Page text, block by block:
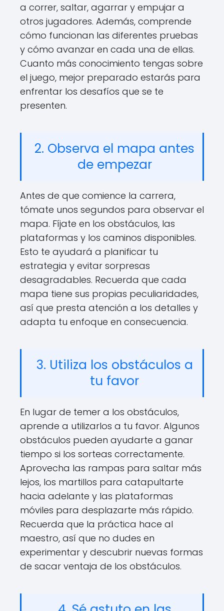
a correr, saltar, agarrar y empujar a
otros jugadores. Además, comprende
cómo funcionan las diferentes pruebas
y cómo avanzar en cada una de ellas.
Cuanto más conocimiento tengas sobre
el juego, mejor preparado estarás para
enfrentar los desafíos que se te
presenten.
2. Observa el mapa antes
de empezar
Antes de que comience la carrera,
tómate unos segundos para observar el
mapa. Fíjate en los obstáculos, las
plataformas y los caminos disponibles.
Esto te ayudará a planificar tu
estrategia y evitar sorpresas
desagradables. Recuerda que cada
mapa tiene sus propias peculiaridades,
así que presta atención a los detalles y
adapta tu enfoque en consecuencia.
3. Utiliza los obstáculos a
tu favor
En lugar de temer a los obstáculos,
aprende a utilizarlos a tu favor. Algunos
obstáculos pueden ayudarte a ganar
tiempo si los sorteas correctamente.
Aprovecha las rampas para saltar más
lejos, los martillos para catapultarte
hacia adelante y las plataformas
móviles para desplazarte más rápido.
Recuerda que la práctica hace al
maestro, así que no dudes en
experimentar y descubrir nuevas formas
de sacar ventaja de los obstáculos.